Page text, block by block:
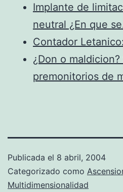
Implante de
neutral ¿En que
Contador
¿Don o
premonitorios de
Publicada el 8 abril, 2004
Categorizado como
Multidimensionalidad